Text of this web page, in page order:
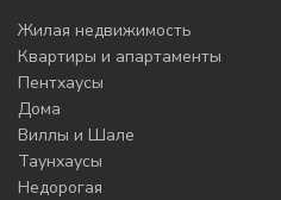
Жилая недвижимость
Квартиры и апартаменты
Пентхаусы
Дома
Виллы и Шале
Таунхаусы
Недорогая